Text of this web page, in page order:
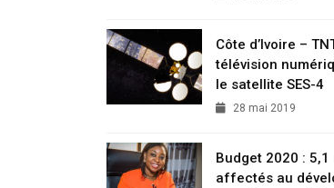
Côte d’Ivoire –
télévision
le satellite SES-4
28 mai 2019
Budget 2020 :
affectés au